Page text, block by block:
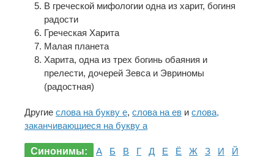
В греческой мифологии одна из харит, богиня
радости
Греческая Харита
Малая планета
Харита, одна из трех богинь обаяния и
прелести, дочерей Зевса и Эвриномы
(радостная)
Другие слова на букву е, слова на ев и слова,
заканчивающиеся на букву а
Синонимы: А Б В Г Д Е Ё Ж З И
Й